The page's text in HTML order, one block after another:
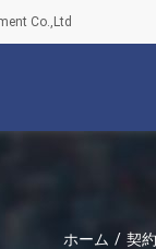
Co.,Ltd
ホーム / 契